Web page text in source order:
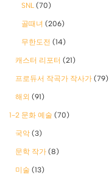
SNL (70)
골때녀 (206)
무한도전 (14)
캐스터 리포터 (21)
프로듀서 작곡가 작사가 (79)
해외 (91)
1-2 문화 예술 (70)
국악 (3)
문학 작가 (8)
미술 (13)